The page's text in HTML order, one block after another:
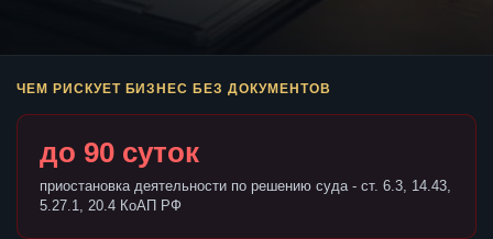
ЧЕМ РИСКУЕТ БИЗНЕС БЕЗ ДОКУМЕНТОВ
до 90 суток
приостановка деятельности по решению суда - ст. 6.3, 14.43,
5.27.1, 20.4 КоАП РФ